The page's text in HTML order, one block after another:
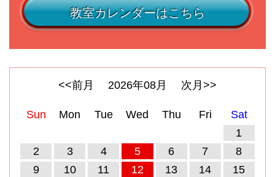
教室カレンダーはこちら
<<前月 2026年08月 次月>>
Sun Mon Tue Wed Thu Fri
Sat
1
2
3 4 5 6 7
8
9
10 11 12 13 14
15